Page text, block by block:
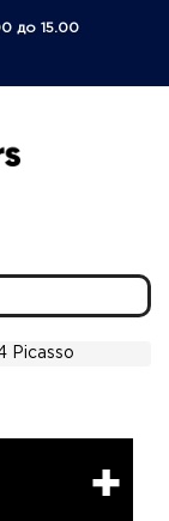
до 15.00
Picasso